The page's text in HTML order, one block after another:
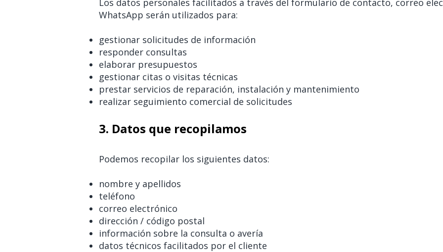
Los datos personales facilitados a través del formulario de contacto, correo
WhatsApp serán utilizados para:
gestionar solicitudes de información
responder consultas
elaborar presupuestos
gestionar citas o visitas técnicas
prestar servicios de reparación, instalación y mantenimiento
realizar seguimiento comercial de solicitudes
3. Datos que recopilamos
Podemos recopilar los siguientes datos:
nombre y apellidos
teléfono
correo electrónico
dirección / código postal
información sobre la consulta o avería
datos técnicos facilitados por el cliente